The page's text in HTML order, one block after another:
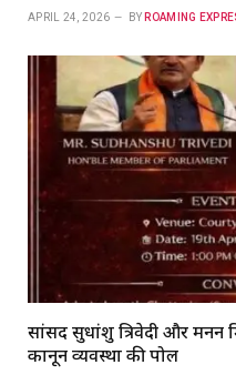
APRIL 24, 2026 BY ROAMING
सांसद सुधांशु त्रिवेदी और मनन
कानून व्यवस्था की पोल